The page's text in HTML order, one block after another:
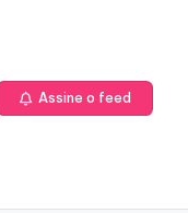
Assine o feed